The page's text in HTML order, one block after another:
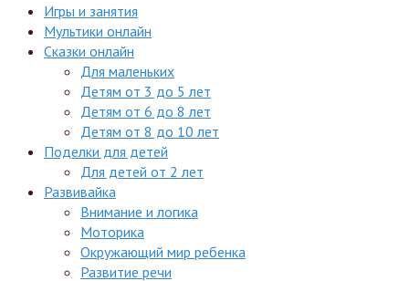
Игры и занятия
Мультики онлайн
Сказки онлайн
Для маленьких
Детям от 3 до 5 лет
Детям от 6 до 8 лет
Детям от 8 до 10 лет
Поделки для детей
Для детей от 2 лет
Развивайка
Внимание и логика
Моторика
Окружающий мир ребенка
Развитие речи